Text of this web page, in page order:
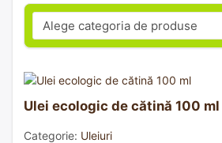
Ulei ecologic de cătină 100 ml
Categorie: Uleiuri